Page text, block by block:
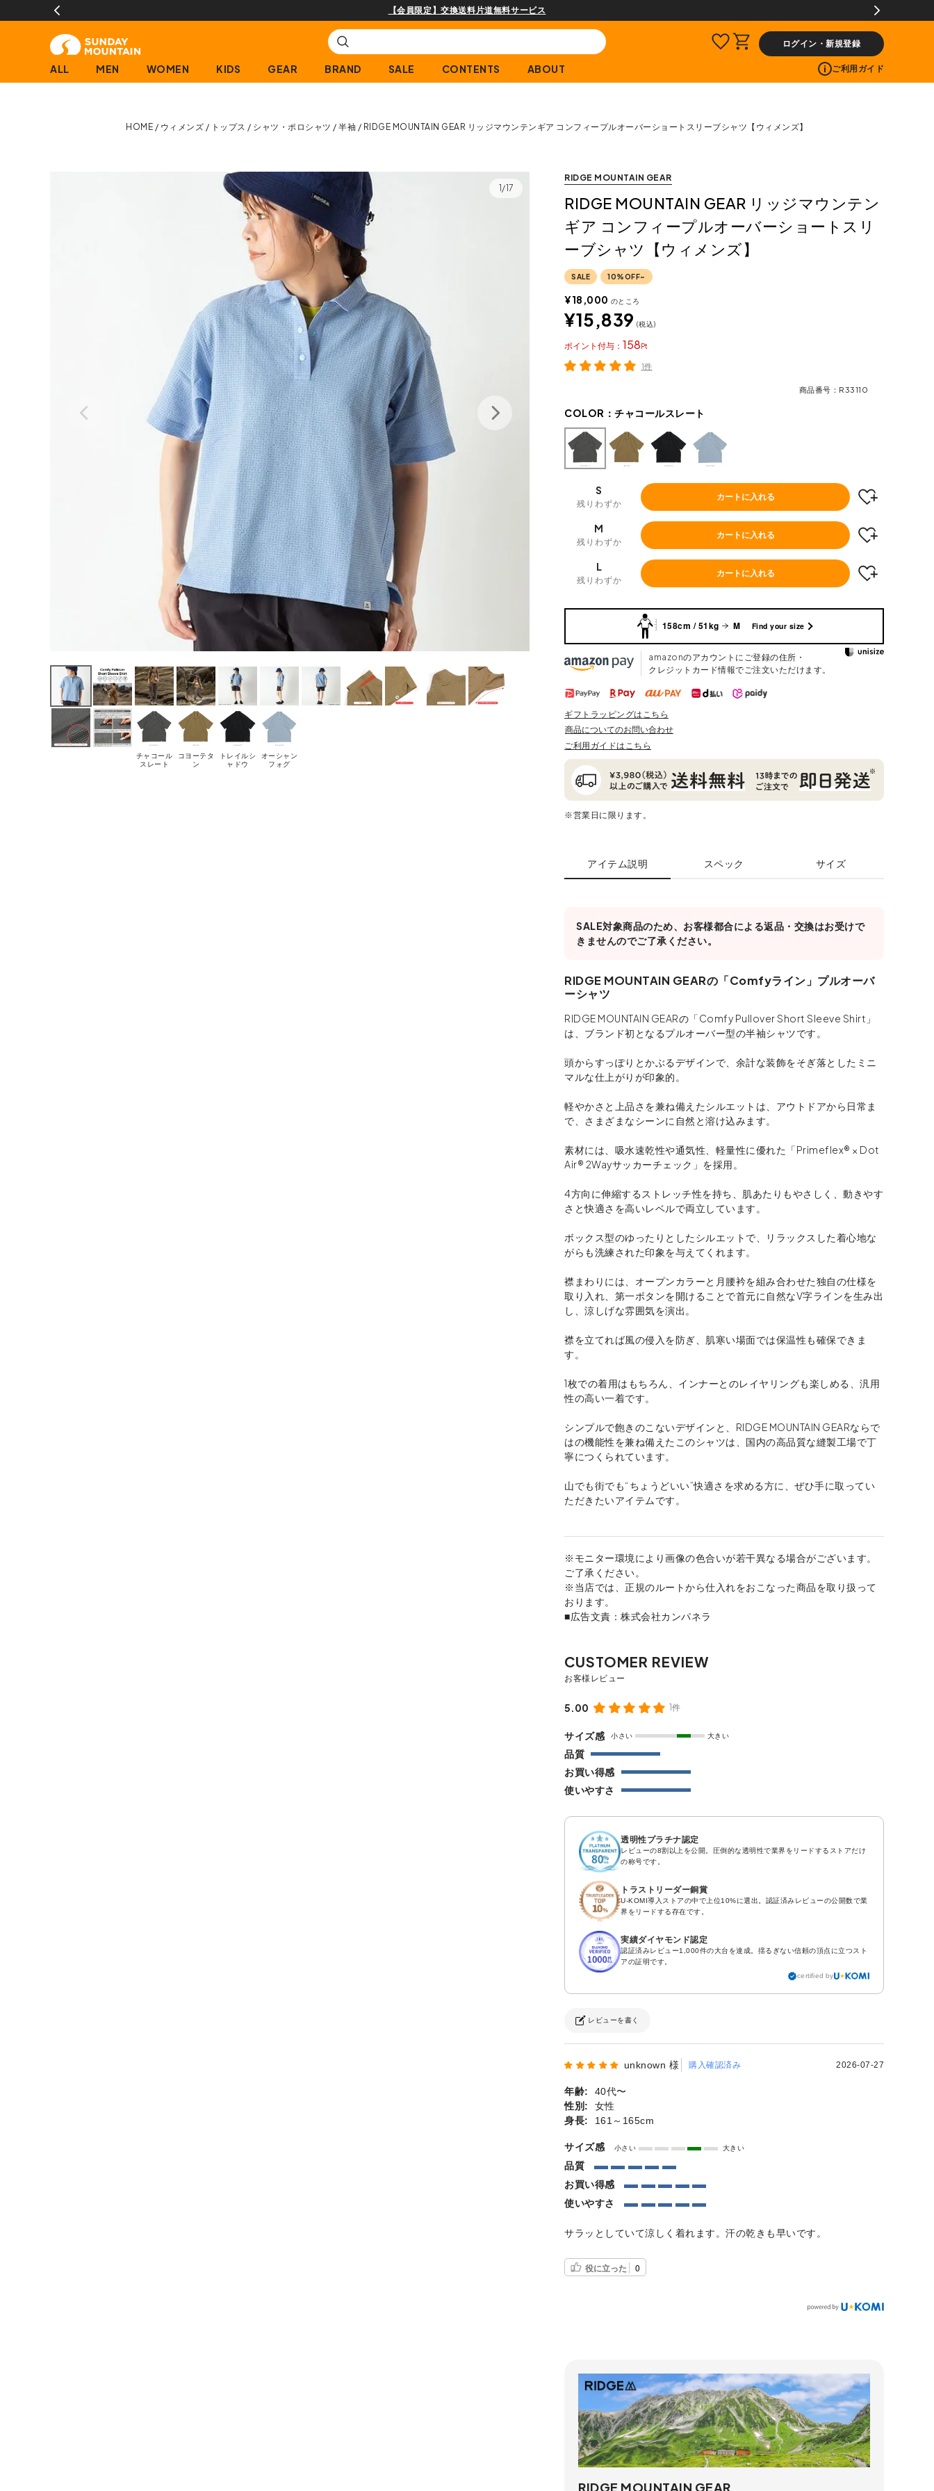
【会員限定】交換送料片道無料サービス
ログイン・新規登録
ALL MEN WOMEN KIDS GEAR BRAND SALE CONTENTS ABOUT ご利用ガイド
HOME ウィメンズ トップス シャツ・ポロシャツ 半袖 RIDGE MOUNTAIN GEAR リッジマウンテンギア コンフィープルオーバーショートスリーブシャツ【ウィメンズ】
1/17
チャコール
スレート
コヨーテタ
ン
トレイルシ
ャドウ
オーシャン
フォグ
RIDGE MOUNTAIN GEAR
RIDGE MOUNTAIN GEAR リッジマウンテン
ギア コンフィープルオーバーショートスリ
ーブシャツ【ウィメンズ】
SALE 10%OFF~
¥18,000 のところ
¥15,839 税込
158
ポイント
1件
商品番号 R33110
COLOR： チャコールスレート
S
残りわずか
カートに入れる
M
残りわずか
カートに入れる
L
残りわずか
カートに入れる
158cm / 51kg M Find your size
amazonのアカウントにご登録の住所・
クレジットカード情報でご注文いただけます。
ギフトラッピングはこちら
商品についてのお問い合わせ
ご利用ガイドはこちら
※営業日に限ります。
アイテム説明 スペック サイズ
SALE対象商品のため、お客様都合による返品・交換はお受けで
きませんのでご了承ください。
RIDGE MOUNTAIN GEARの「Comfyライン」プルオーバ
ーシャツ
RIDGE MOUNTAIN GEARの「Comfy Pullover Short Sleeve Shirt」
は、ブランド初となるプルオーバー型の半袖シャツです。
頭からすっぽりとかぶるデザインで、余計な装飾をそぎ落としたミニ
マルな仕上がりが印象的。
軽やかさと上品さを兼ね備えたシルエットは、アウトドアから日常ま
で、さまざまなシーンに自然と溶け込みます。
素材には、吸水速乾性や通気性、軽量性に優れた「Primeflex® × Dot
Air® 2Wayサッカーチェック」を採用。
4方向に伸縮するストレッチ性を持ち、肌あたりもやさしく、動きやす
さと快適さを高いレベルで両立しています。
ボックス型のゆったりとしたシルエットで、リラックスした着心地な
がらも洗練された印象を与えてくれます。
襟まわりには、オープンカラーと月腰衿を組み合わせた独自の仕様を
取り入れ、第一ボタンを開けることで首元に自然なV字ラインを生み出
し、涼しげな雰囲気を演出。
襟を立てれば風の侵入を防ぎ、肌寒い場面では保温性も確保できま
す。
1枚での着用はもちろん、インナーとのレイヤリングも楽しめる、汎用
性の高い一着です。
シンプルで飽きのこないデザインと、RIDGE MOUNTAIN GEARならで
はの機能性を兼ね備えたこのシャツは、国内の高品質な縫製工場で丁
寧につくられています。
山でも街でも“ちょうどいい”快適さを求める方に、ぜひ手に取ってい
ただきたいアイテムです。
※モニター環境により画像の色合いが若干異なる場合がございます。
ご了承ください。
※当店では、正規のルートから仕入れをおこなった商品を取り扱って
おります。
■広告文責：株式会社カンパネラ
5.00 1件
サイズ感 小さい 大きい
品質
お買い得感
使いやすさ
透明性プラチナ認定
レビューの8割以上を公開。圧倒的な透明性で業界をリードするストアだけ
の称号です。
トラストリーダー銅賞
U-KOMI導入ストアの中で上位10%に選出。認証済みレビューの公開数で業
界をリードする存在です。
実績ダイヤモンド認定
認証済みレビュー1,000件の大台を達成。揺るぎない信頼の頂点に立つスト
アの証明です。
certified by
レビューを書く
unknown 様 購入確認済み 2026-07-27
年齢:
40代〜
性別:
女性
身長:
161～165cm
サイズ感 小さい 大きい
品質
お買い得感
使いやすさ
サラッとしていて涼しく着れます。汗の乾きも早いです。
役に立った 0
RIDGE MOUNTAIN GEAR